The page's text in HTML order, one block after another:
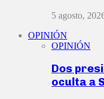
5 agosto,
OPINIÓN
OPINIÓN
Dos
oculta a